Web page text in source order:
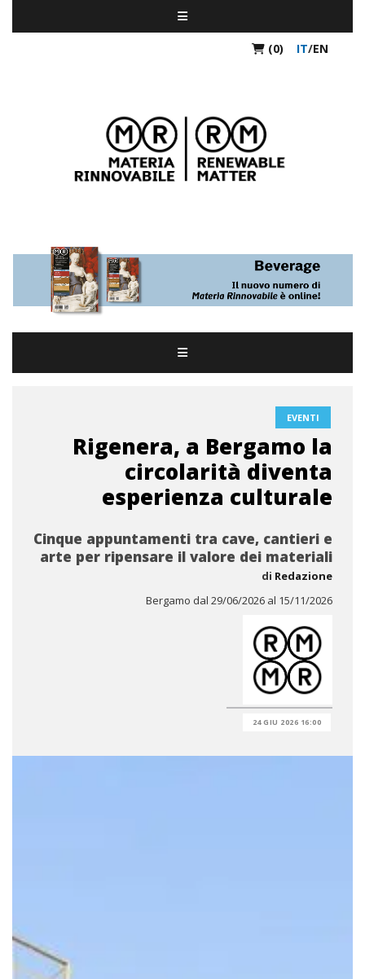
(0) IT/EN
EVENTI
Rigenera, a Bergamo la
circolarità diventa
esperienza culturale
Cinque appuntamenti tra cave, cantieri e
arte per ripensare il valore dei materiali
di Redazione
Bergamo dal 29/06/2026 al 15/11/2026
24 GIU 2026 16:00